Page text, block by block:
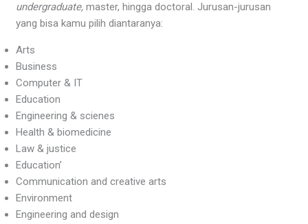
undergraduate,master, hingga doctoral. Jurusan-jurusan
yang bisa kamu pilih diantaranya:
Arts
Business
Computer & IT
Education
Engineering & scienes
Health & biomedicine
Law & justice
Education’
Communication and creative arts
Environment
Engineering and design